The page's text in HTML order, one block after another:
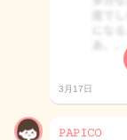
3月17日
𝙿𝙰𝙿𝙸𝙲𝙾